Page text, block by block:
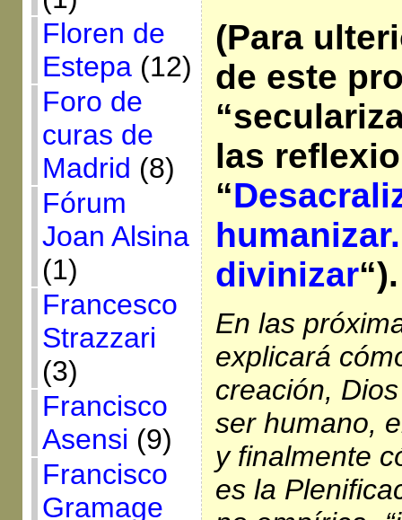
Floren de
Estepa(12)
Foro de
curas de
Madrid (8)
Fórum
Joan Alsina
(1)
Francesco
Strazzari
(3)
Francisco
Asensi (9)
Francisco
Gramage
(Para
de este
las
“
divinizar“).
En las
explicará
creación,
ser humano,
y finalmente
es la